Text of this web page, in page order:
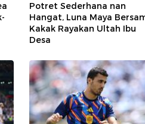
Potret Sederhana nan
Hangat, Luna Maya
Kakak Rayakan Ultah Ibu
Desa